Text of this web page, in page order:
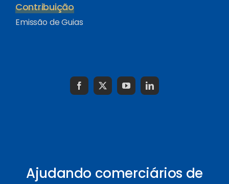
Contribuição
Emissão de Guias
Ajudando comerciários de